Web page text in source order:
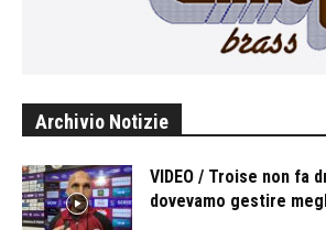
Archivio Notizie
VIDEO / Troise non fa
dovevamo gestire